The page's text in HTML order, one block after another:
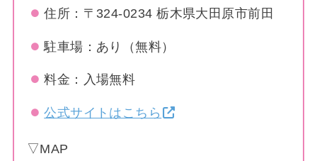
住所：〒324-0234 栃木県大田原市前田
駐車場：あり（無料）
料金：入場無料
公式サイトはこちら
▽MAP